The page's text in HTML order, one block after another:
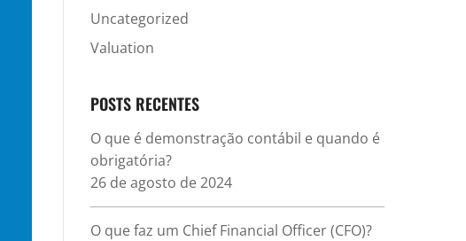
Uncategorized
Valuation
POSTS RECENTES
O que é demonstração contábil e quando é
obrigatória?
26 de agosto de 2024
O que faz um Chief Financial Officer (CFO)?